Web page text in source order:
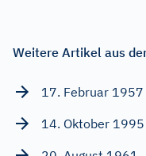
Weitere Artikel aus
17. Februar 1957
14. Oktober 1995